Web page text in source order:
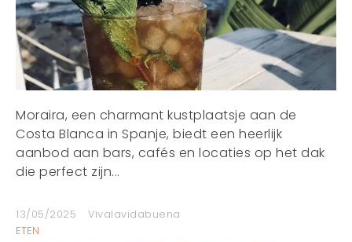
Moraira, een charmant kustplaatsje aan de
Costa Blanca in Spanje, biedt een heerlijk
aanbod aan bars, cafés en locaties op het dak
die perfect zijn...
13/05/2025
Vivalavidabuena
ETEN